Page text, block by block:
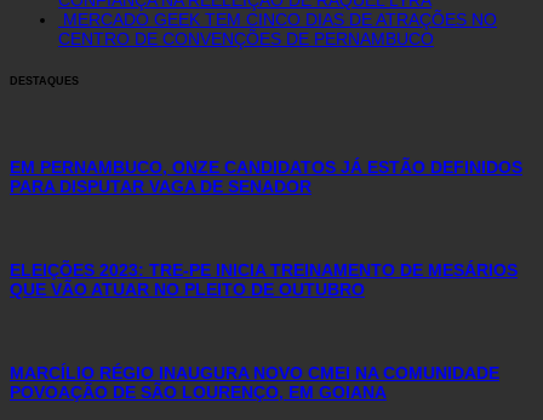
MERCADO GEEK TEM CINCO DIAS DE ATRAÇÕES NO
CENTRO DE CONVENÇÕES DE PERNAMBUCO
DESTAQUES
EM PERNAMBUCO, ONZE CANDIDATOS JÁ ESTÃO DEFINIDOS
PARA DISPUTAR VAGA DE SENADOR
ELEIÇÕES 2023: TRE-PE INICIA TREINAMENTO DE MESÁRIOS
QUE VÃO ATUAR NO PLEITO DE OUTUBRO
MARCÍLIO RÉGIO INAUGURA NOVO CMEI NA COMUNIDADE
POVOAÇÃO DE SÃO LOURENÇO, EM GOIANA